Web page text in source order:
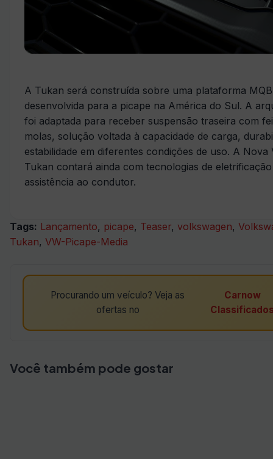
A Tukan será construída sobre uma plataforma MQB
desenvolvida para a picape na América do Sul. A
foi adaptada para receber suspensão traseira com
molas, solução voltada à capacidade de carga,
estabilidade em diferentes condições de uso. A Nova
Tukan contará ainda com tecnologias de
assistência ao condutor.
Tags: Lançamento, picape, Teaser, volkswagen,
Tukan, VW-Picape-Media
Procurando um veículo? Veja as
ofertas no
Carnow
Você também pode gostar